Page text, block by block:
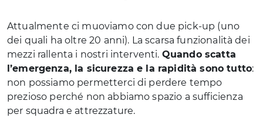
Attualmente ci muoviamo con due pick-up (uno
dei quali ha oltre 20 anni). La scarsa funzionalità dei
mezzi rallenta i nostri interventi. Quando scatta
l’emergenza, la sicurezza e la rapidità sono tutto:
non possiamo permetterci di perdere tempo
prezioso perché non abbiamo spazio a sufficienza
per squadra e attrezzature.